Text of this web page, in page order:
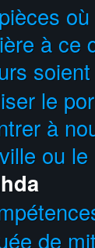
à ce
le
à
ou
de